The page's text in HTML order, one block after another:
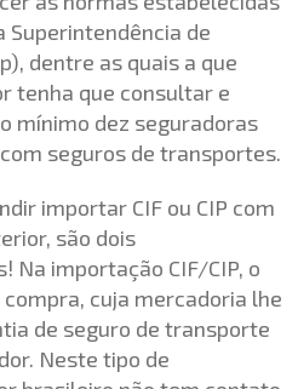
Superintendência de
dentre as quais a que
tenha que consultar e
mínimo dez seguradoras
seguros de transportes.
importar CIF ou CIP com
são dois
Na importação CIF/CIP, o
cuja mercadoria lhe
de seguro de transporte
Neste tipo de